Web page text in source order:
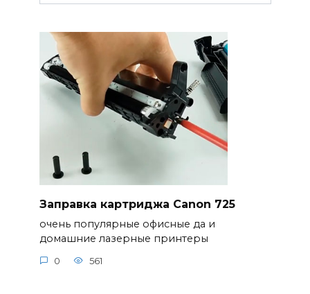
Заправка картриджа Canon 725
очень популярные офисные да и
домашние лазерные принтеры
0 561